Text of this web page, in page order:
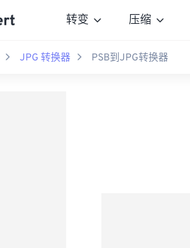
转变 压缩
JPG 转换器 PSB到JPG转换器